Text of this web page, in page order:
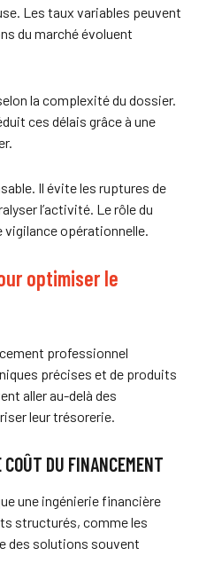
Les taux variables peuvent
du marché évoluent
la complexité du dossier.
ces délais grâce à une
Il évite les ruptures de
l’activité. Le rôle du
opérationnelle.
optimiser le
professionnel
précises et de produits
aller au-delà des
leur trésorerie.
DU FINANCEMENT
une ingénierie financière
structurés, comme les
des solutions souvent